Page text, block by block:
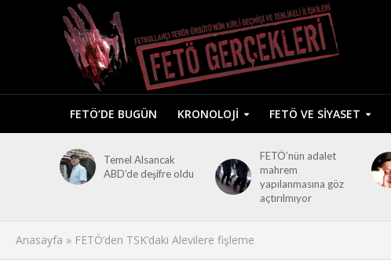
FETÖ’DE BUGÜN KRONOLOJI FETÖ VE SIYASET
Temel Alsancak
ABD’de deşifre oldu
FETÖ’nün adalet
mahrem
yapılanmasına göz
açtırılmıyor
Anasayfa » FETÖ’den TSK’daki Alevilere fişleme